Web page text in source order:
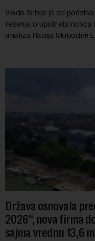
Vlada Srbije je od
rešenja o upotrebi novca
analiza Radija Slobodne
Država osnovala
2026“, nova firma
sajma vrednu 13,6